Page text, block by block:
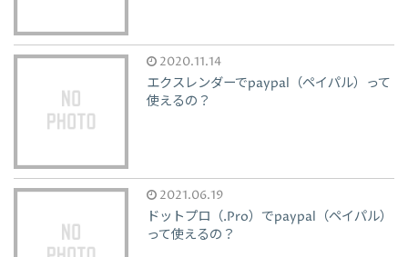
2020.11.14
エクスレンダーでpaypal（ペイパル）って
使えるの？
2021.06.19
ドットプロ（.Pro）でpaypal（ペイパル）
って使えるの？